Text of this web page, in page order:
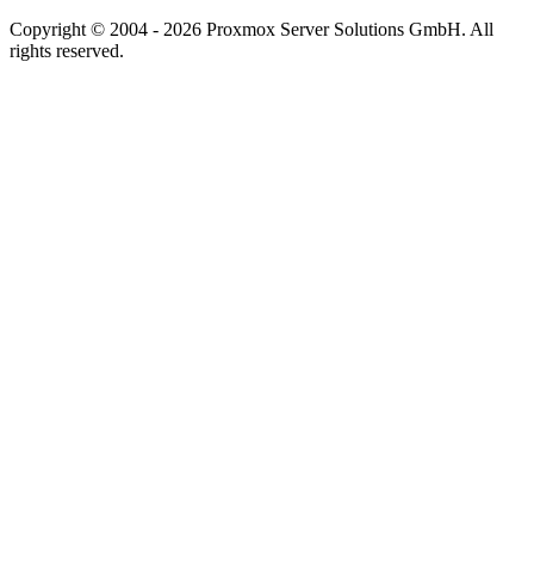
Copyright © 2004 - 2026 Proxmox Server Solutions GmbH. All
rights reserved.